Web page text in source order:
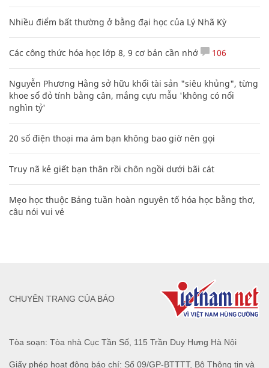
Nhiều điểm bất thường ở bằng đại học của Lý Nhã Kỳ
Các công thức hóa học lớp 8, 9 cơ bản cần nhớ 106
Nguyễn Phương Hằng sở hữu khối tài sản "siêu khủng", từng
khoe sổ đỏ tính bằng cân, mắng cựu mẫu 'không có nổi
nghìn tỷ'
20 số điện thoại ma ám bạn không bao giờ nên gọi
Truy nã kẻ giết bạn thân rồi chôn ngồi dưới bãi cát
Mẹo học thuộc Bảng tuần hoàn nguyên tố hóa học bằng thơ,
câu nói vui vẻ
Tòa soạn: Tòa nhà Cục Tần Số, 115 Trần Duy Hưng Hà Nội
Giấy phép hoạt động báo chí: Số 09/GP-BTTTT, Bộ Thông tin và
CHUYÊN TRANG CỦA BÁO